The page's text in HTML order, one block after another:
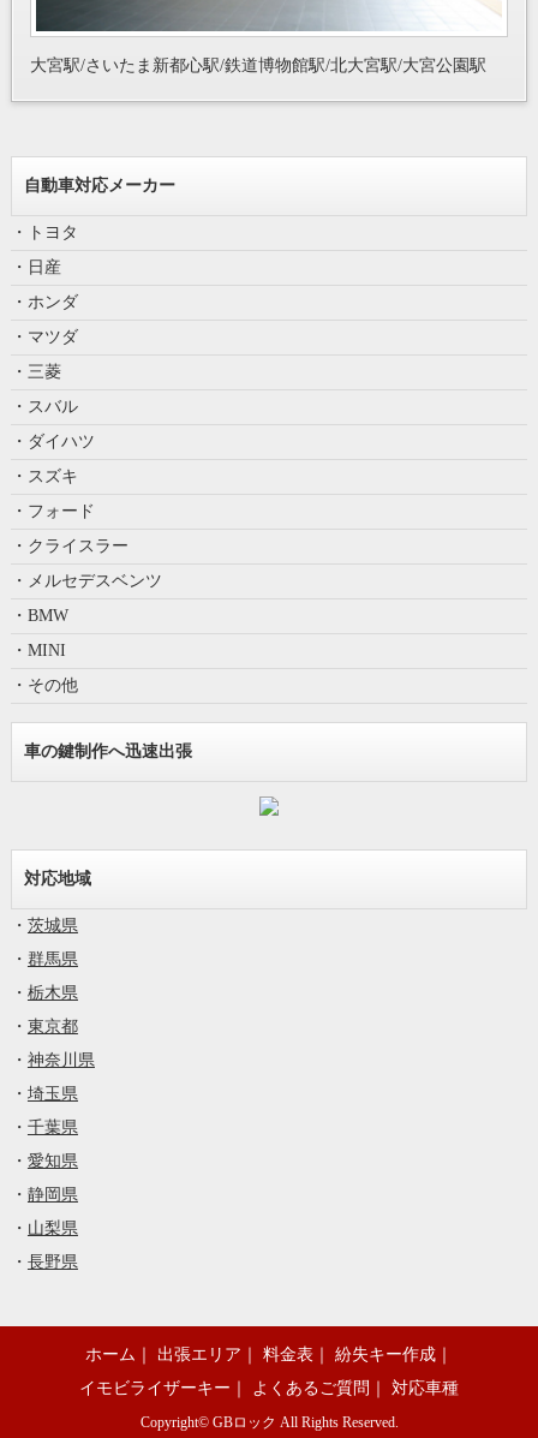
大宮駅/さいたま新都心駅/鉄道博物館駅/北大宮駅/大宮公園駅
自動車対応メーカー
・トヨタ
・日産
・ホンダ
・マツダ
・三菱
・スバル
・ダイハツ
・スズキ
・フォード
・クライスラー
・メルセデスベンツ
・BMW
・MINI
・その他
車の鍵制作へ迅速出張
対応地域
・ 茨城県
・ 群馬県
・ 栃木県
・ 東京都
・ 神奈川県
・ 埼玉県
・ 千葉県
・ 愛知県
・ 静岡県
・ 山梨県
・ 長野県
ホーム ｜ 出張エリア ｜ 料金表 ｜ 紛失キー作成 ｜
イモビライザーキー ｜ よくあるご質問 ｜ 対応車種
Copyright© GBロック All Rights Reserved.